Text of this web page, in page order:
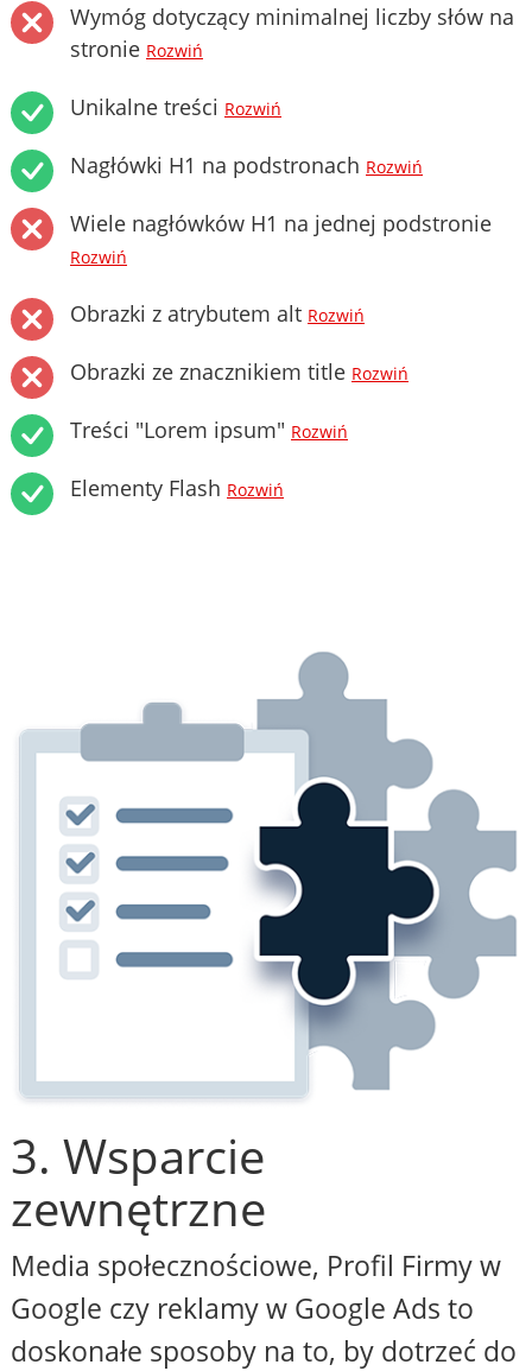
Wymóg dotyczący minimalnej liczby słów na
stronie Rozwiń
Unikalne treści Rozwiń
Nagłówki H1 na podstronach Rozwiń
Wiele nagłówków H1 na jednej podstronie
Rozwiń
Obrazki z atrybutem alt Rozwiń
Obrazki ze znacznikiem title Rozwiń
Treści "Lorem ipsum" Rozwiń
Elementy Flash Rozwiń
3. Wsparcie
zewnętrzne
Media społecznościowe, Profil Firmy w
Google czy reklamy w Google Ads to
doskonałe sposoby na to, by dotrzeć do